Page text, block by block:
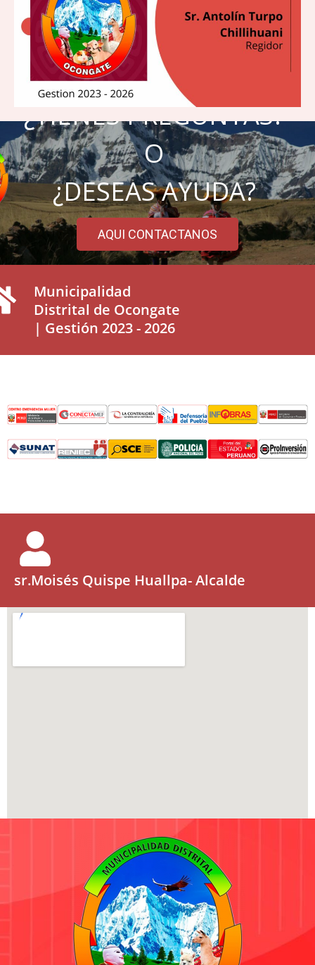
¿TIENES PREGUNTAS?
O
¿DESEAS AYUDA?
AQUI CONTACTANOS
Municipalidad
Distrital de Ocongate
| Gestión 2023 - 2026
sr.Moisés Quispe Huallpa- Alcalde